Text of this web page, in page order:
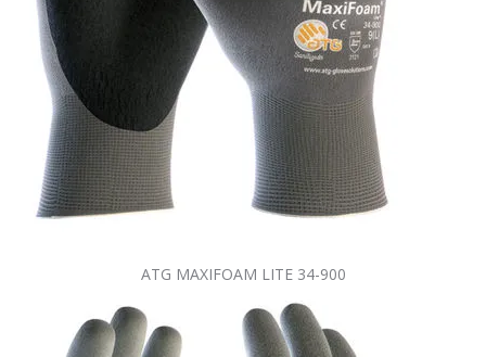
ATG MAXIFOAM LITE 34-900